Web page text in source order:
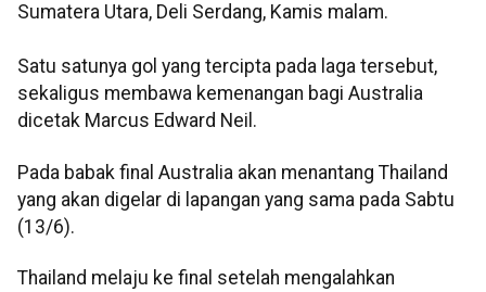
Sumatera Utara, Deli Serdang, Kamis malam.
Satu satunya gol yang tercipta pada laga tersebut,
sekaligus membawa kemenangan bagi Australia
dicetak Marcus Edward Neil.
Pada babak final Australia akan menantang Thailand
yang akan digelar di lapangan yang sama pada Sabtu
(13/6).
Thailand melaju ke final setelah mengalahkan